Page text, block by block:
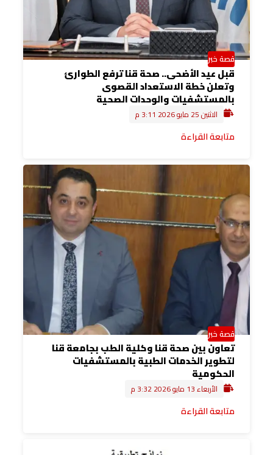
قصة خبر
قبل عيد الأضحى.. صحة قنا ترفع الطوارئ
وتعلن خطة الاستعداد القصوى
بالمستشفيات والوحدات الصحية
الاثنين 25 مايو 2026 3:11 م
متابعة القراءة
قصة خبر
تعاون بين صحة قنا وكلية الطب بجامعة قنا
لتطوير الخدمات الطبية بالمستشفيات
الحكومية
الأربعاء 13 مايو 2026 3:32 م
متابعة القراءة